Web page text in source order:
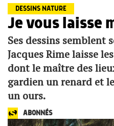
DESSINS NATURE
Je vous laisse
Ses dessins semblent
Jacques Rime laisse
dont le maître des
gardien un renard et
un ours.
ABONNÉS